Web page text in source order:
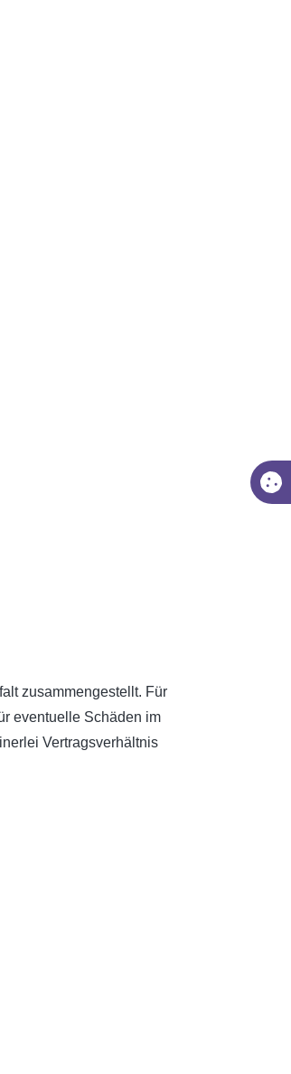
zusammengestellt. Für
eventuelle Schäden im
Vertragsverhältnis